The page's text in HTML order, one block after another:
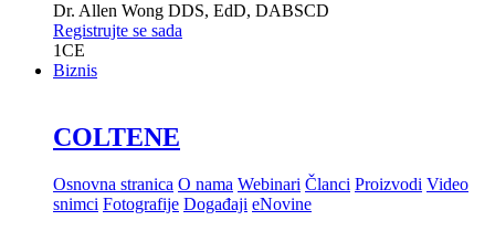
Dr. Allen Wong DDS, EdD, DABSCD
Registrujte se sada
1CE
Biznis
COLTENE
Osnovna stranica O nama Webinari Članci Proizvodi Video
snimci Fotografije Događaji eNovine